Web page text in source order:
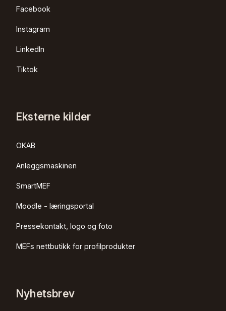
Facebook
Instagram
LinkedIn
Tiktok
Eksterne kilder
OKAB
Anleggsmaskinen
SmartMEF
Moodle - læringsportal
Pressekontakt, logo og foto
MEFs nettbutikk for profilprodukter
Nyhetsbrev